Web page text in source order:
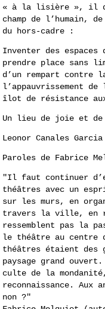
« à la lisière », il
champ de l’humain,
du hors-cadre :
Inventer des
prendre place sans
d’un rempart
l’appauvrissement
îlot de résistance
Un lieu de joie et de
Leonor Canales Garcia
Paroles de Fabrice
"Il faut continuer
théâtres avec un
sur les murs, en
travers la ville, en
ressemblent pas la
le théâtre au centre
théâtres étaient des
paysage grand
culte de la
reconnaissance.
non ?"